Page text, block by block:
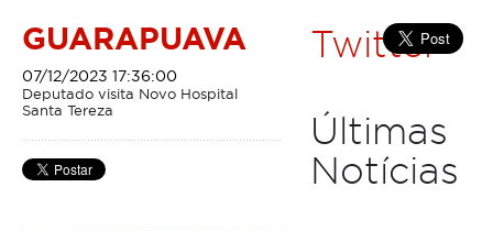
GUARAPUAVA
07/12/2023 17:36:00
Deputado visita Novo Hospital
Santa Tereza
Twitter
Últimas
Notícias